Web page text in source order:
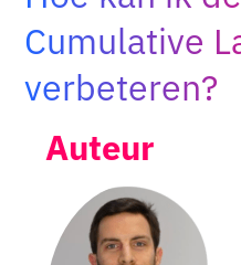
Zoeken
Cumulative
verbeteren?
Auteur